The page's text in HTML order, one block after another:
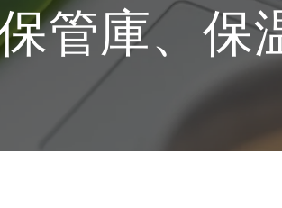
クワガタ
管庫、保